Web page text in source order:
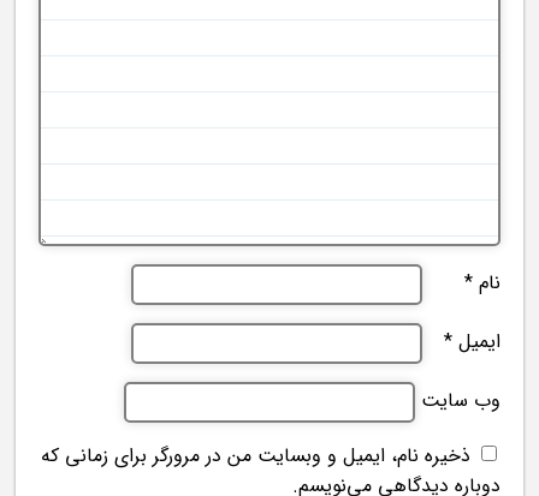
نام *
ایمیل *
وب‌ سایت
ذخیره نام، ایمیل و وبسایت من در مرورگر برای زمانی که
دوباره دیدگاهی می‌نویسم.